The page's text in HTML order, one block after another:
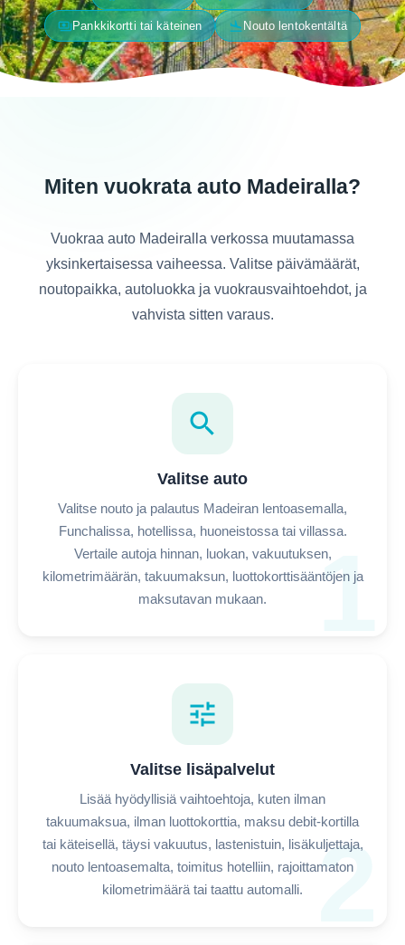
paymentsPankkikortti tai käteinen flight_land Nouto lentokentältä
Miten vuokrata auto Madeiralla?
Vuokraa auto Madeiralla verkossa muutamassa
yksinkertaisessa vaiheessa. Valitse päivämäärät,
noutopaikka, autoluokka ja vuokrausvaihtoehdot, ja
vahvista sitten varaus.
1
search
Valitse auto
Valitse nouto ja palautus Madeiran lentoasemalla,
Funchalissa, hotellissa, huoneistossa tai villassa.
Vertaile autoja hinnan, luokan, vakuutuksen,
kilometrimäärän, takuumaksun, luottokorttisääntöjen ja
maksutavan mukaan.
2
tune
Valitse lisäpalvelut
Lisää hyödyllisiä vaihtoehtoja, kuten ilman
takuumaksua, ilman luottokorttia, maksu debit-kortilla
tai käteisellä, täysi vakuutus, lastenistuin, lisäkuljettaja,
nouto lentoasemalta, toimitus hotelliin, rajoittamaton
kilometrimäärä tai taattu automalli.